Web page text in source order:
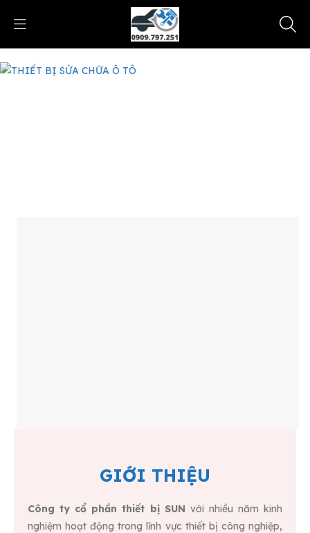
GIỚI THIỆU
Công ty cổ phần thiết bị SUN với nhiều năm kinh
nghiệm hoạt động trong lĩnh vực thiết bị công nghiệp,